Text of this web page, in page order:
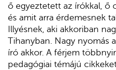
ő egyeztetett az írókkal, ő
és amit arra érdemesnek
Illyésnek, aki akkoriban
Tihanyban. Nagy nyomás
író akkor. A férjem
pedagógiai témájú